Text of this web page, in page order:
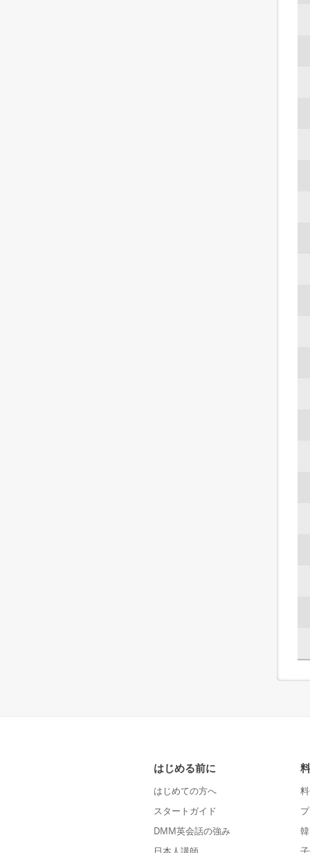
はじめる前に
はじめての方へ
スタートガイド
DMM英会話の強み